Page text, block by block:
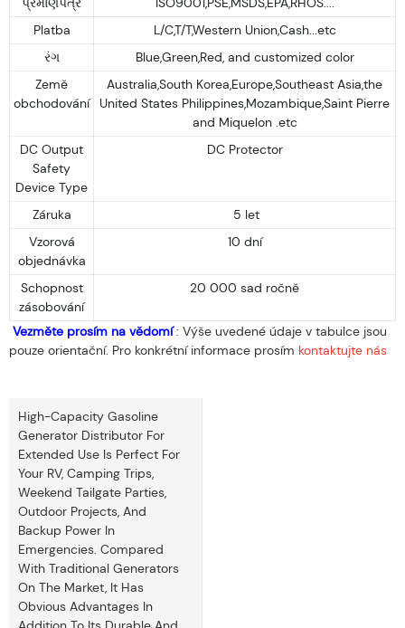
Platba
L/C,T/T,Western Union,Cash...etc
રંગ
Blue,Green,Red, and customized color
Země
obchodování
Australia,South Korea,Europe,Southeast Asia,the
United States Philippines,Mozambique,Saint Pierre
and Miquelon .etc
DC Output
Safety
Device Type
DC Protector
Záruka
5 let
Vzorová
objednávka
10 dní
Schopnost
zásobování
20 000 sad ročně
Vezměte prosím na vědomí: Výše ​​uvedené údaje v tabulce jsou
pouze orientační. Pro konkrétní informace prosím kontaktujte nás
High-Capacity Gasoline
Generator Distributor For
Extended Use Is Perfect For
Your RV, Camping Trips,
Weekend Tailgate Parties,
Outdoor Projects, And
Backup Power In
Emergencies. Compared
With Traditional Generators
On The Market, It Has
Obvious Advantages In